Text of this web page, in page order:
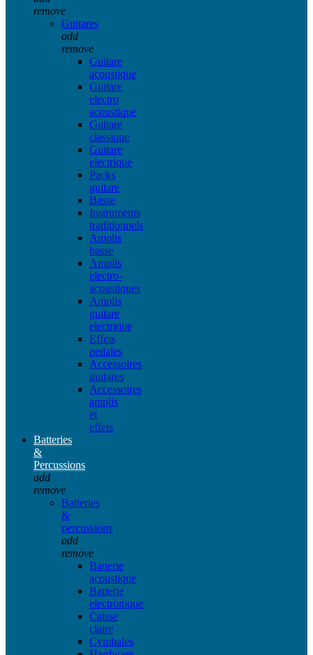
remove
Guitares
add
remove
Guitare
acoustique
Guitare
electro
acoustique
Guitare
classique
Guitare
electrique
Packs
guitare
Basse
Instruments
traditionnels
Amplis
basse
Amplis
electro-
acoustiques
Amplis
guitare
electrique
Effets
pedales
Accessoires
guitares
Accessoires
amplis
et
effets
Batteries
&
Percussions
add
remove
Batteries
&
percussions
add
remove
Batterie
acoustique
Batterie
electronique
Caisse
claire
Cymbales